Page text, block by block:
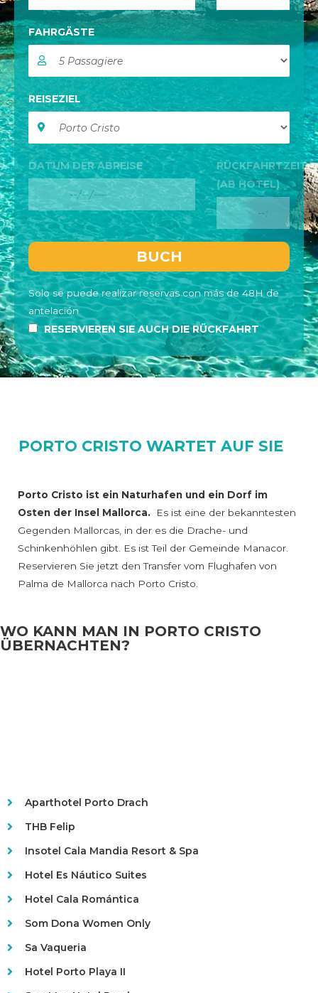
FAHRGÄSTE
REISEZIEL
DATUM DER ABREISE
RÜCKFAHRTZEIT
(AB HOTEL)
Solo se puede realizar reservas con más de 48H de
antelación
RESERVIEREN SIE AUCH DIE RÜCKFAHRT
PORTO CRISTO WARTET AUF SIE
Porto Cristo ist ein Naturhafen und ein Dorf im
Osten der Insel Mallorca. Es ist eine der bekanntesten
Gegenden Mallorcas, in der es die Drache- und
Schinkenhöhlen gibt. Es ist Teil der Gemeinde Manacor.
Reservieren Sie jetzt den Transfer vom Flughafen von
Palma de Mallorca nach Porto Cristo.
WO KANN MAN IN PORTO CRISTO
ÜBERNACHTEN?
Aparthotel Porto Drach
THB Felip
Insotel Cala Mandia Resort & Spa
Hotel Es Náutico Suites
Hotel Cala Romántica
Som Dona Women Only
Sa Vaqueria
Hotel Porto Playa II